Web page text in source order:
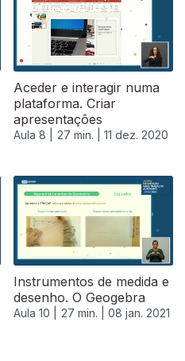
Aceder e interagir numa
plataforma. Criar
apresentações
Aula 8 | 27 min. | 11 dez. 2020
Instrumentos de medida e
desenho. O Geogebra
Aula 10 | 27 min. | 08 jan. 2021